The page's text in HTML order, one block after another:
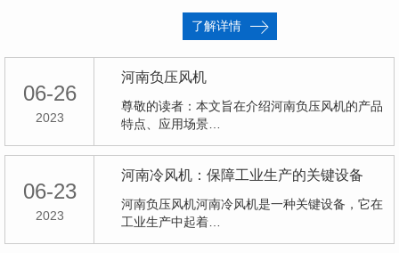
了解详情
06-26
2023
河南负压风机
尊敬的读者：本文旨在介绍河南负压风机的产品
特点、应用场景…
06-23
2023
河南冷风机：保障工业生产的关键设备
河南负压风机河南冷风机是一种关键设备，它在
工业生产中起着…